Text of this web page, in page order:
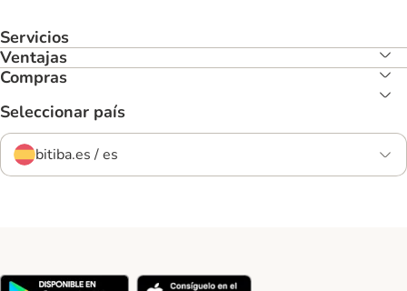
Servicios
Ventajas
Compras
Seleccionar país
bitiba.es / es